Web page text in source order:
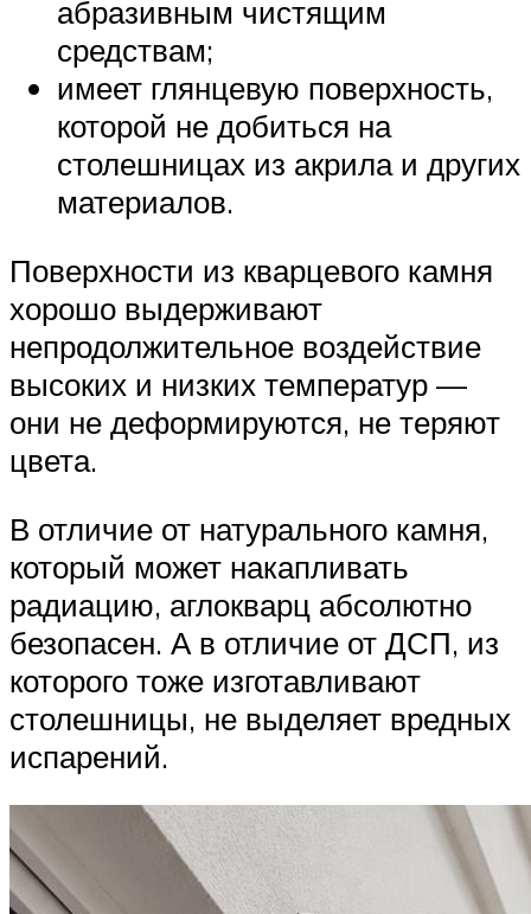
абразивным чистящим
средствам;
имеет глянцевую поверхность,
которой не добиться на
столешницах из акрила и других
материалов.
Поверхности из кварцевого камня
хорошо выдерживают
непродолжительное воздействие
высоких и низких температур —
они не деформируются, не теряют
цвета.
В отличие от натурального камня,
который может накапливать
радиацию, аглокварц абсолютно
безопасен. А в отличие от ДСП, из
которого тоже изготавливают
столешницы, не выделяет вредных
испарений.